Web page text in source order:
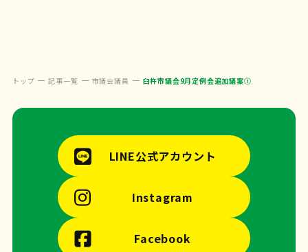
トップ 記事一覧 市議会議員 臼杵市議会9月定例会追加議案①
LINE公式アカウント
Instagram
Facebook